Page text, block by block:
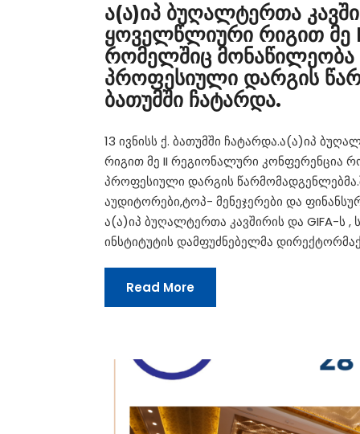
ა(ა)იპ ბუღალტერთა
ყოველწლიური რიგით მე
რომელშიც მონაწილეობა
პროფესიული დარგის
ბათუმში ჩატარდა.
13 ივნისს ქ. ბათუმში ჩატარდა.ა(ა)იპ
რიგით მე II რეგიონალური კონფერენცია
პროფესიული დარგის
აუდიტორები,ტოპ- მენეჯერები და
ა(ა)იპ ბუღალტერთა კავშირის და GIFA-ს
ინსტიტუტის დამფუძნებელმა
Read More